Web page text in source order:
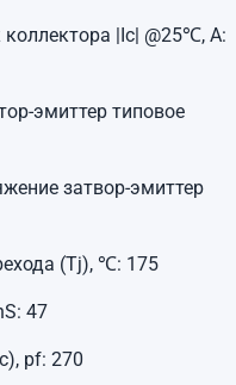
|Ic| @25℃, A:
эмиттер типовое
затвор-эмиттер
(Tj), ℃: 175
47
pf: 270